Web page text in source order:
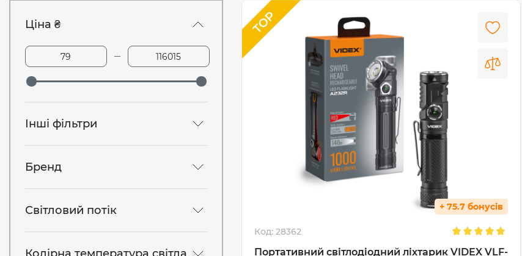
Ціна ₴
Інші фільтри
Бренд
Світловий потік
Колірна температура світла
+ 75.7 бонусів
Код: 28362
Портативний світлодіодний ліхтарик VIDEX VLF-